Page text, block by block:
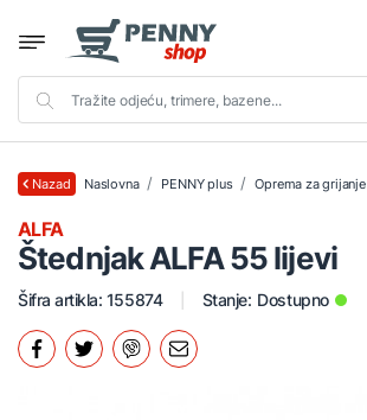
Nazad Naslovna PENNY plus Oprema za grijanje
Štednjak ALFA 55 lijevi
ALFA
Šifra artikla: 155874 Stanje: Dostupno